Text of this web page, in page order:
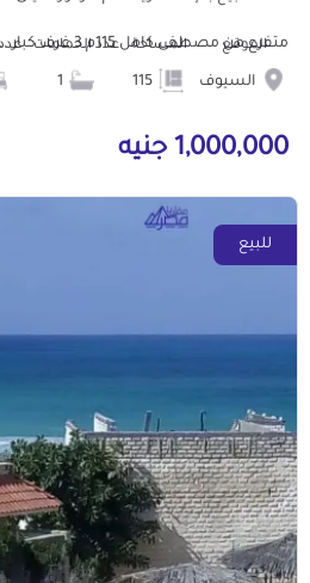
متفرع من مصطفى كامل 115م 3 غرف كبار ...
الموقع
السيوف
المساحة عدد الحمامات
1,000,000 جنيه
للبيع